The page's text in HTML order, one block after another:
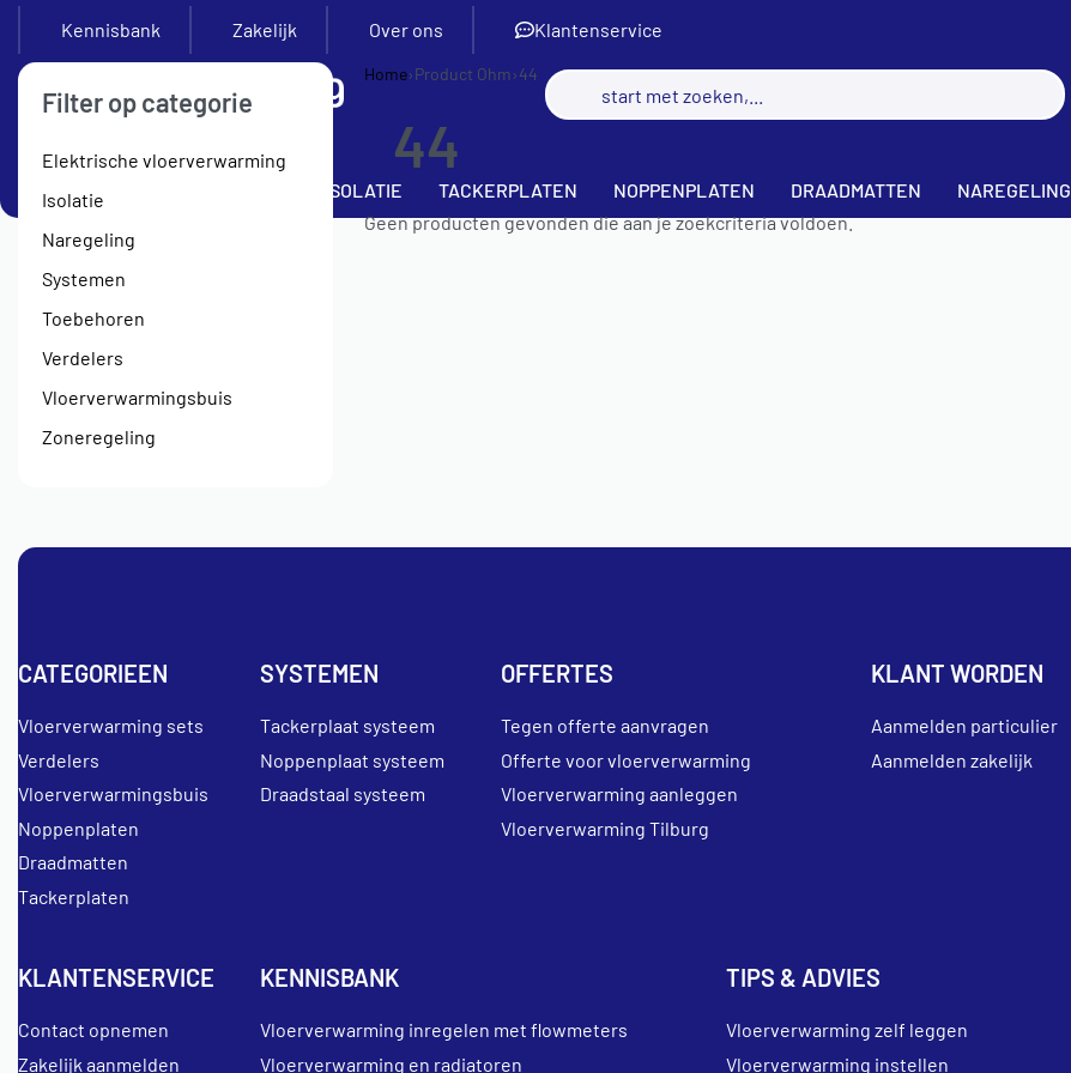
Kennisbank Zakelijk Over ons Klantenservice
SETS ISOLATIE TACKERPLATEN NOPPENPLATEN DRAADMATTEN NAREGELING
Filter op categorie
Elektrische vloerverwarming
Isolatie
Naregeling
Systemen
Toebehoren
Verdelers
Vloerverwarmingsbuis
Zoneregeling
Home›Product Ohm›44
44
Geen producten gevonden die aan je zoekcriteria voldoen.
CATEGORIEEN
Vloerverwarming sets
Verdelers
Vloerverwarmingsbuis
Noppenplaten
Draadmatten
Tackerplaten
SYSTEMEN
Tackerplaat systeem
Noppenplaat systeem
Draadstaal systeem
OFFERTES
Tegen offerte aanvragen
Offerte voor vloerverwarming
Vloerverwarming aanleggen
Vloerverwarming Tilburg
KLANT WORDEN
Aanmelden particulier
Aanmelden zakelijk
KLANTENSERVICE
Contact opnemen
Zakelijk aanmelden
KENNISBANK
Vloerverwarming inregelen met flowmeters
Vloerverwarming en radiatoren
TIPS & ADVIES
Vloerverwarming zelf leggen
Vloerverwarming instellen